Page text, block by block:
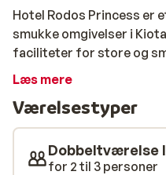
Hotel Rodos Princess er
smukke omgivelser i
faciliteter for store og
hele dagen i mini-/
er stranden inden for
dejlig pool du kan køle af
smukt show, mens du
vil gøre alt for, at du får
Læs mere
Værelsestyper
Dobbeltværelse
for 2 til 3 personer